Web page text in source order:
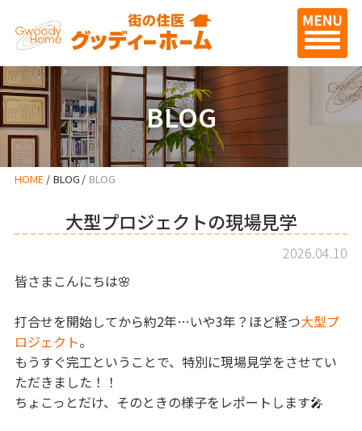
BLOG
HOME BLOG BLOG
大型プロジェクトの現場見学
2026.04.10
皆さまこんにちは🌸
打合せを開始してから約2年…いや3年？ほど経つ大型プ
ロジェクト。
もうすぐ完工ということで、特別に現場見学をさせてい
ただきました！！
ちょこっとだけ、そのときの様子をレポートします🎤